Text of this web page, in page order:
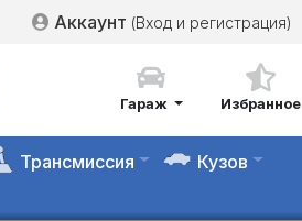
Аккаунт (Вход и регистрация)
Гараж Избранное
Трансмиссия
Кузов